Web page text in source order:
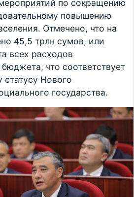
по сокращению
повышению
Отмечено, что на
45,5 трлн сумов, или
всех расходов
что соответствует
статусу Нового
государства.